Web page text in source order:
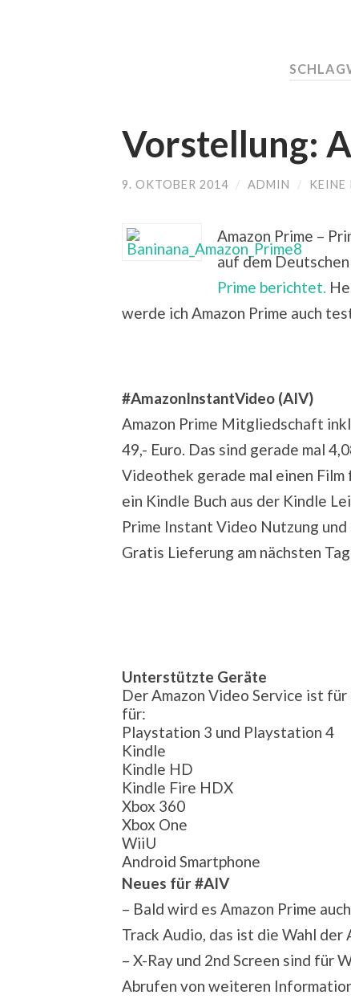
Vorstellung:
9. OKTOBER 2014 / ADMIN / KEINE
Amazon Prime –
auf dem
Prime berichtet.
werde ich Amazon Prime auch
#AmazonInstantVideo (AIV)
Amazon Prime Mitgliedschaft
49,- Euro. Das sind gerade mal
Videothek gerade mal einen
ein Kindle Buch aus der Kindle
Prime Instant Video Nutzung
Gratis Lieferung am nächsten
Unterstützte Geräte
Der Amazon Video Service ist
für:
Playstation 3 und Playstation 4
Kindle
Kindle HD
Kindle Fire HDX
Xbox 360
Xbox One
WiiU
Android Smartphone
Neues für #AIV
– Bald wird es Amazon Prime
Track Audio, das ist die Wahl der
– X-Ray und 2nd Screen sind für
Abrufen von weiteren